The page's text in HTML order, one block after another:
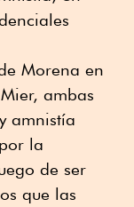
Morena en
ambas
amnistía
la
de ser
que las